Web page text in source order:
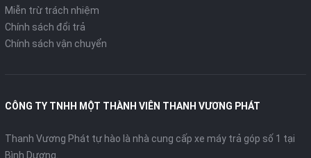
Miễn trừ trách nhiệm
Chính sách đổi trả
Chính sách vận chuyển
CÔNG TY TNHH MỘT THÀNH VIÊN THANH VƯƠNG PHÁT
Thanh Vương Phát tự hào là nhà cung cấp xe máy trả góp số 1 tại
Bình Dương.